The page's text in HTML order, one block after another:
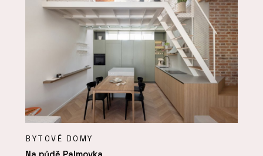
BYTOVÉ DOMY